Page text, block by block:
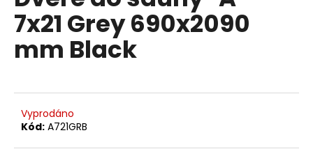
0,0
z
5
hvězdiček.
7x21 Grey 690x2090
mm Black
Vyprodáno
Kód: A721GRB
a
j
í
?